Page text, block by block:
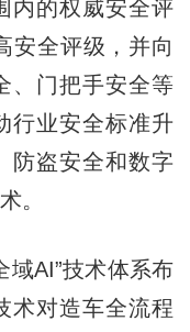
内的权威安全评
安全评级，并向
、门把手安全等
行业安全标准升
防盗安全和数字
。
AI”技术体系布
术对造车全流程